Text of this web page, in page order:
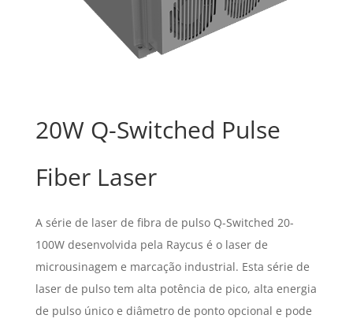
20W Q-Switched Pulse
Fiber Laser
A série de laser de fibra de pulso Q-Switched 20-
100W desenvolvida pela Raycus é o laser de
microusinagem e marcação industrial. Esta série de
laser de pulso tem alta potência de pico, alta energia
de pulso único e diâmetro de ponto opcional e pode